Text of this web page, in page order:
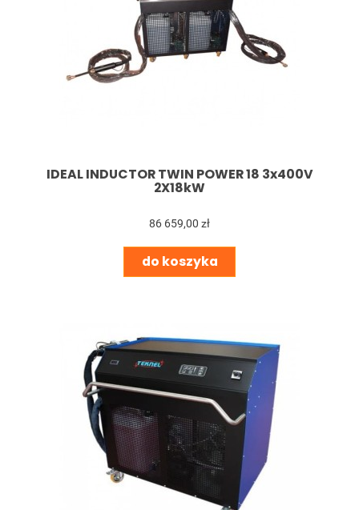
IDEAL INDUCTOR TWIN POWER 18 3x400V
2X18kW
86 659,00 zł
do koszyka